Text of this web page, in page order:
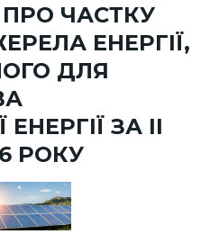
ЧАСТКУ
ЕНЕРГІЇ,
ДЛЯ
ЗА II
РОКУ